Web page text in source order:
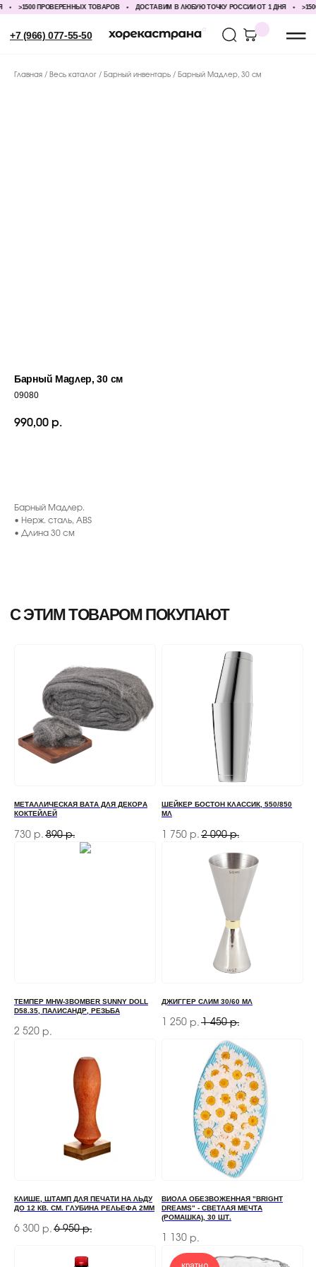
>1500 ПРОВЕРЕННЫХ ТОВАРОВ ДОСТАВИМ В ЛЮБУЮ ТОЧКУ РОССИИ ОТ 1 ДНЯ >1500
Главная Весь каталог Барный инвентарь Барный Мадлер, 30 см
Барный Мадлер, 30 см
09080
990,00 р.
Барный Мадлер.
• Нерж. сталь, ABS
• Длина 30 см
МЕТАЛЛИЧЕСКАЯ ВАТА ДЛЯ ДЕКОРА
КОКТЕЙЛЕЙ
730 р. 890 р.
ШЕЙКЕР БОСТОН КЛАССИК, 550/850
МЛ
1 750 р. 2 090 р.
ТЕМПЕР MHW-3BOMBER SUNNY DOLL
D58.35, ПАЛИСАНДР, РЕЗЬБА
2 520 р.
ДЖИГГЕР СЛИМ 30/60 МЛ
1 250 р. 1 450 р.
КЛИШЕ, ШТАМП ДЛЯ ПЕЧАТИ НА ЛЬДУ
ДО 12 КВ. СМ. ГЛУБИНА РЕЛЬЕФА 2ММ
6 300 р. 6 950 р.
ВИОЛА ОБЕЗВОЖЕННАЯ "BRIGHT
DREAMS" - СВЕТЛАЯ МЕЧТА
(РОМАШКА), 30 ШТ.
1 130 р.
Если у вас есть вопросы по ассортименту или
нужна консультация — оставьте свои контакты,
мы свяжемся с вами
+7
ЗАКАЗАТЬ ЗВОНОК